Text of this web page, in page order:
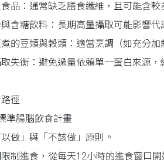
食品：通常缺乏膳食纖維，且可能含
與含糖飲料：長期高量攝取可能影響代
煮的豆類與穀類：適當烹調（如充分
取失衡：避免過量依賴單一蛋白來源，
徑
準腸腦飲食計畫
以做」與「不該做」原則。
限制進食，從每天12小時的進食窗口